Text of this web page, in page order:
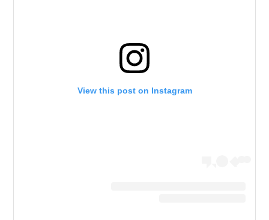
View this post on Instagram